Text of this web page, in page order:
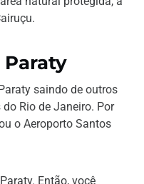
Paraty
saindo de outros
Rio de Janeiro. Por
o Aeroporto Santos
Então, você